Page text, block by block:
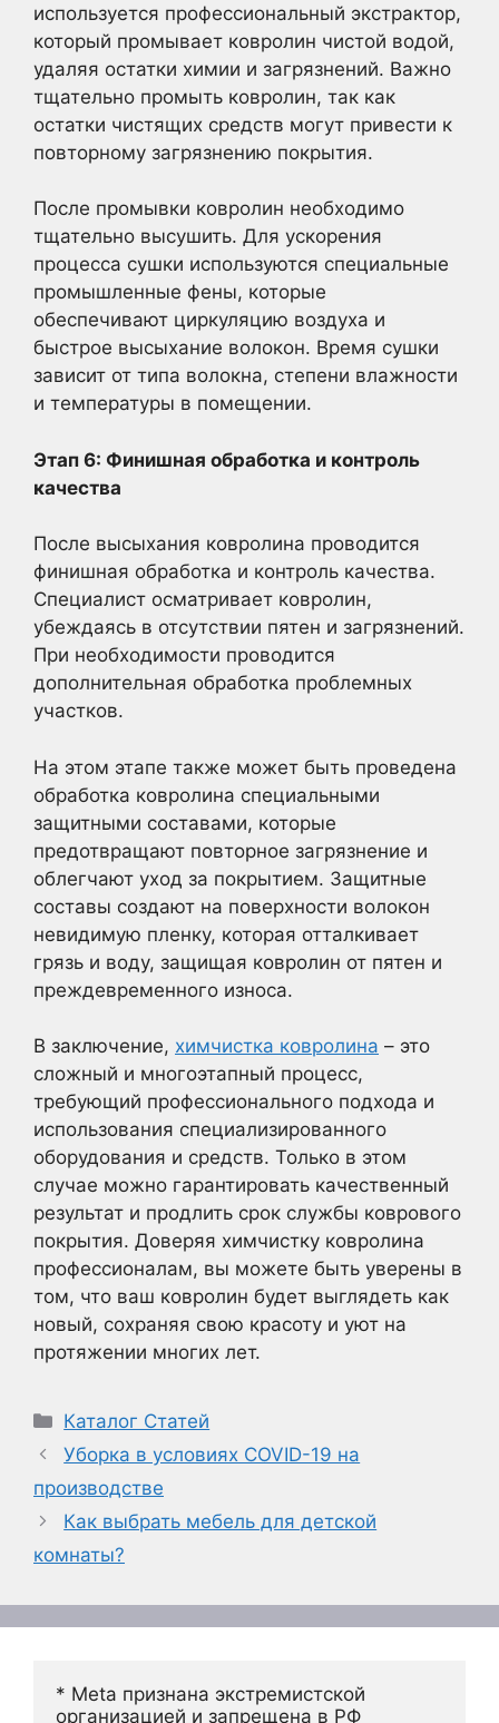
используется профессиональный экстрактор,
который промывает ковролин чистой водой,
удаляя остатки химии и загрязнений. Важно
тщательно промыть ковролин, так как
остатки чистящих средств могут привести к
повторному загрязнению покрытия.
После промывки ковролин необходимо
тщательно высушить. Для ускорения
процесса сушки используются специальные
промышленные фены, которые
обеспечивают циркуляцию воздуха и
быстрое высыхание волокон. Время сушки
зависит от типа волокна, степени влажности
и температуры в помещении.
Этап 6: Финишная обработка и контроль
качества
После высыхания ковролина проводится
финишная обработка и контроль качества.
Специалист осматривает ковролин,
убеждаясь в отсутствии пятен и загрязнений.
При необходимости проводится
дополнительная обработка проблемных
участков.
На этом этапе также может быть проведена
обработка ковролина специальными
защитными составами, которые
предотвращают повторное загрязнение и
облегчают уход за покрытием. Защитные
составы создают на поверхности волокон
невидимую пленку, которая отталкивает
грязь и воду, защищая ковролин от пятен и
преждевременного износа.
В заключение, химчистка ковролина – это
сложный и многоэтапный процесс,
требующий профессионального подхода и
использования специализированного
оборудования и средств. Только в этом
случае можно гарантировать качественный
результат и продлить срок службы коврового
покрытия. Доверяя химчистку ковролина
профессионалам, вы можете быть уверены в
том, что ваш ковролин будет выглядеть как
новый, сохраняя свою красоту и уют на
протяжении многих лет.
Рубрики
Каталог Статей
Уборка в условиях COVID-19 на
производстве
Как выбрать мебель для детской
комнаты?
* Meta признана экстремистской
организацией и запрещена в РФ